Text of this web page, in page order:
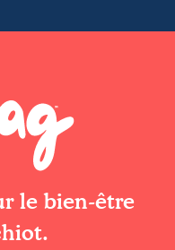
le bien-être